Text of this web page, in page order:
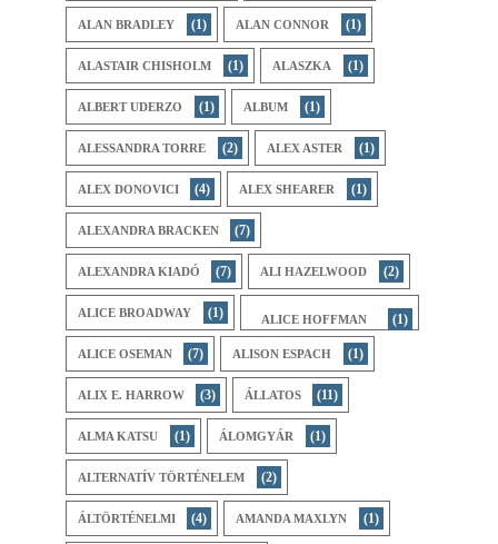
ALAN BRADLEY (1) ALAN CONNOR (1)
ALASTAIR CHISHOLM (1) ALASZKA (1)
ALBERT UDERZO (1) ALBUM (1)
ALESSANDRA TORRE (2) ALEX ASTER (1)
ALEX DONOVICI (4) ALEX SHEARER (1)
ALEXANDRA BRACKEN (7)
ALEXANDRA KIADÓ (7) ALI HAZELWOOD (2)
ALICE BROADWAY (1) ALICE HOFFMAN (1)
ALICE OSEMAN (7) ALISON ESPACH (1)
ALIX E. HARROW (3) ÁLLATOS (11)
ALMA KATSU (1) ÁLOMGYÁR (1)
ALTERNATÍV TÖRTÉNELEM (2)
ÁLTÖRTÉNELMI (4) AMANDA MAXLYN (1)